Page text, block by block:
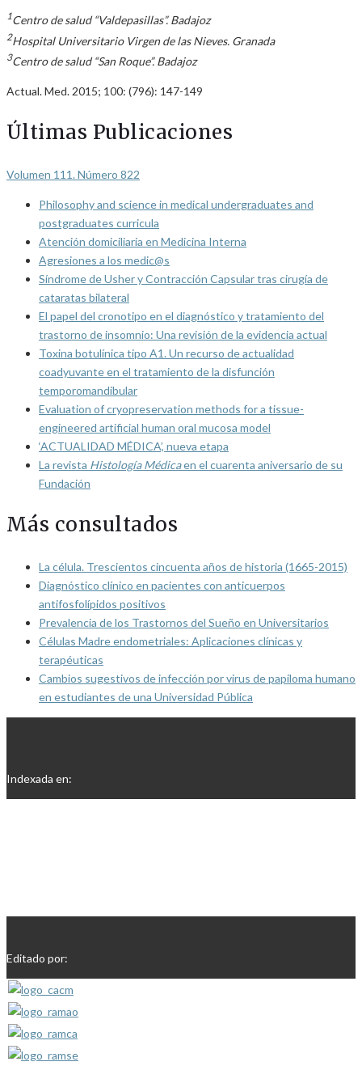
1Centro de salud “Valdepasillas”. Badajoz
2Hospital Universitario Virgen de las Nieves. Granada
3Centro de salud “San Roque”. Badajoz
Actual. Med. 2015; 100: (796): 147-149
Últimas Publicaciones
Volumen 111. Número 822
Philosophy and science in medical undergraduates and
postgraduates curricula
Atención domiciliaria en Medicina Interna
Agresiones a los medic@s
Síndrome de Usher y Contracción Capsular tras cirugía de
cataratas bilateral
El papel del cronotipo en el diagnóstico y tratamiento del
trastorno de insomnio: Una revisión de la evidencia actual
Toxina botulínica tipo A1. Un recurso de actualidad
coadyuvante en el tratamiento de la disfunción
temporomandibular
Evaluation of cryopreservation methods for a tissue-
engineered artificial human oral mucosa model
‘ACTUALIDAD MÉDICA’, nueva etapa
La revista Histología Médicaen el cuarenta aniversario de su
Fundación
Más consultados
La célula. Trescientos cincuenta años de historia (1665-2015)
Diagnóstico clínico en pacientes con anticuerpos
antifosfolípidos positivos
Prevalencia de los Trastornos del Sueño en Universitarios
Células Madre endometriales: Aplicaciones clínicas y
terapéuticas
Cambios sugestivos de infección por virus de papiloma humano
en estudiantes de una Universidad Pública
Indexada en:
Editado por: